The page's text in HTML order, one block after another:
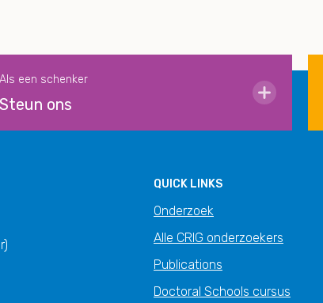
Als een schenker
Steun ons
QUICK LINKS
Onderzoek
Alle CRIG onderzoekers
Publications
Doctoral Schools cursus